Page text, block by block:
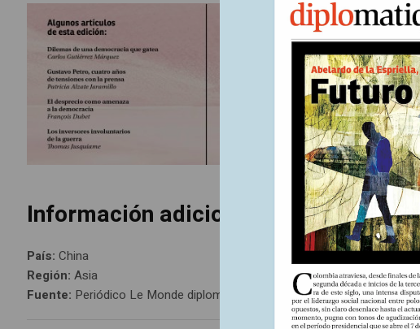
Información adicional
País:China
Región:Asia
Fuente: Periódico Le Monde diplomatique, edición Colombia Nº266,